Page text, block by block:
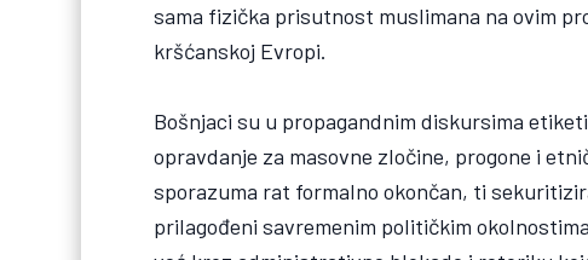
sama fizička prisutnost muslimana na ovim
kršćanskoj Evropi.
Bošnjaci su u propagandnim diskursima
opravdanje za masovne zločine, progone i
sporazuma rat formalno okončan, ti
prilagođeni savremenim političkim